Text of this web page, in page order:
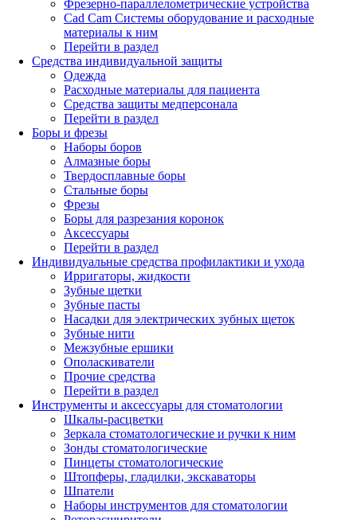
Фрезерно-параллелометрические устройства
Cad Cam Системы оборудование и расходные
материалы к ним
Перейти в раздел
Средства индивидуальной защиты
Одежда
Расходные материалы для пациента
Средства защиты медперсонала
Перейти в раздел
Боры и фрезы
Наборы боров
Алмазные боры
Твердосплавные боры
Стальные боры
Фрезы
Боры для разрезания коронок
Аксессуары
Перейти в раздел
Индивидуальные средства профилактики и ухода
Ирригаторы, жидкости
Зубные щетки
Зубные пасты
Насадки для электрических зубных щеток
Зубные нити
Межзубные ершики
Ополаскиватели
Прочие средства
Перейти в раздел
Инструменты и аксессуары для стоматологии
Шкалы-расцветки
Зеркала стоматологические и ручки к ним
Зонды стоматологические
Пинцеты стоматологические
Штопферы, гладилки, экскаваторы
Шпатели
Наборы инструментов для стоматологии